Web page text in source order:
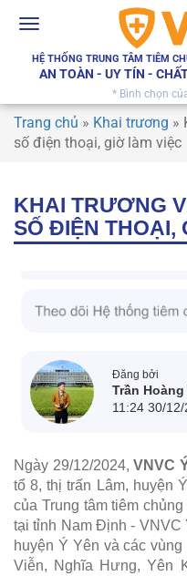
Toggle
HỆ THỐNG TRUNG TÂM TIÊM
AN TOÀN - UY TÍN -
* Bình chọn
Trang chủ » Khai trương »
số điện thoại, giờ làm việc
KHAI TRƯƠNG
SỐ ĐIỆN THOẠI,
Đăng bởi
Trần
11:24 30/
Ngày 29/12/2024,VNVC
tổ 8, thị trấn Lâm, huyện
của Trung tâm tiêm
tại tỉnh Nam Định - VNVC
huyện Ý Yên và các
Viễn, Nghĩa Hưng, Yên